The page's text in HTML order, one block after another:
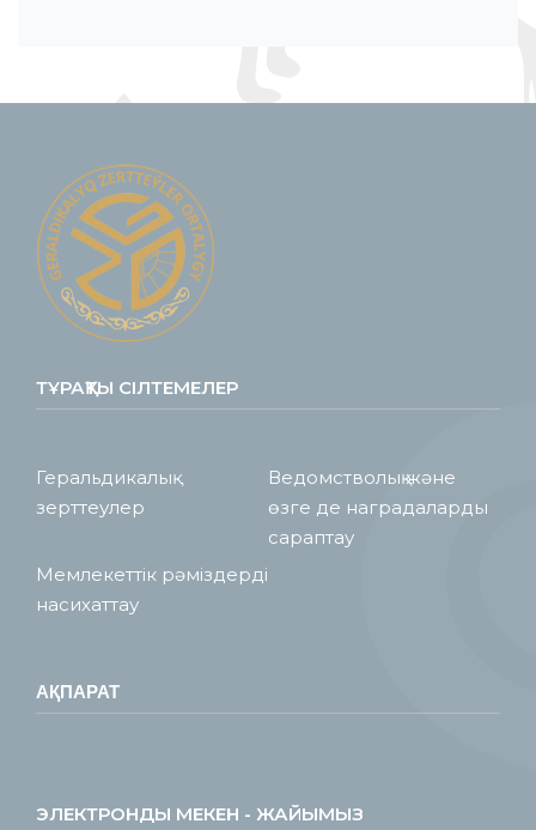
ТҰРАҚТЫ СІЛТЕМЕЛЕР
Геральдикалық
зерттеулер
Ведомстволық және
өзге де наградаларды
сараптау
Мемлекеттік рәміздерді
насихаттау
АҚПАРАТ
ЭЛЕКТРОНДЫ МЕКЕН - ЖАЙЫМЫЗ